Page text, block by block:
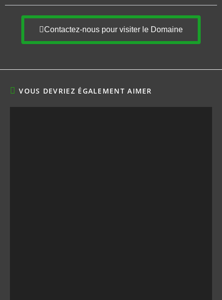
Contactez-nous pour visiter le Domaine
VOUS DEVRIEZ ÉGALEMENT AIMER